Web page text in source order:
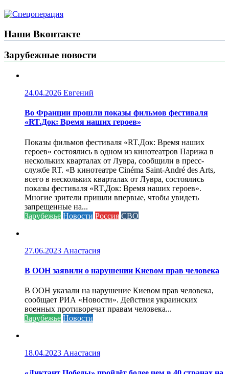
Наши Вконтакте
Зарубежные новости
24.04.2026 Евгений
Во Франции прошли показы фильмов фестиваля
«RT.Док: Время наших героев»
Показы фильмов фестиваля «RT.Док: Время наших
героев» состоялись в одном из кинотеатров Парижа в
нескольких кварталах от Лувра, сообщили в пресс-
службе RT. «В кинотеатре Cinéma Saint-André des Arts,
всего в нескольких кварталах от Лувра, состоялись
показы фестиваля «RT.Док: Время наших героев».
Многие зрители пришли впервые, чтобы увидеть
запрещенные на...
Зарубежье Новости Россия СВО
27.06.2023 Анастасия
В ООН заявили о нарушении Киевом прав человека
В ООН указали на нарушение Киевом прав человека,
сообщает РИА «Новости». Действия украинских
военных противоречат правам человека...
Зарубежье Новости
18.04.2023 Анастасия